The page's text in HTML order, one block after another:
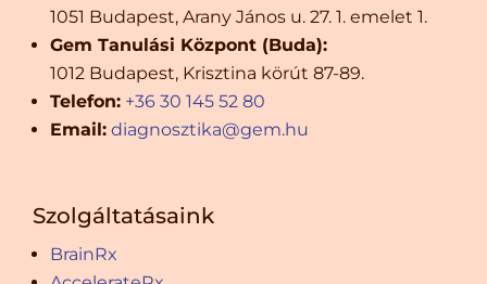
1051 Budapest, Arany János u. 27. 1. emelet 1.
Gem Tanulási Központ (Buda):
1012 Budapest, Krisztina körút 87-89.
Telefon: +36 30 145 52 80
Email: diagnosztika@gem.hu
Szolgáltatásaink
BrainRx